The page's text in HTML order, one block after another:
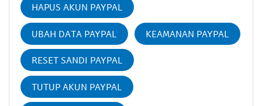
HAPUS AKUN PAYPAL
UBAH DATA PAYPAL KEAMANAN PAYPAL
RESET SANDI PAYPAL
TUTUP AKUN PAYPAL